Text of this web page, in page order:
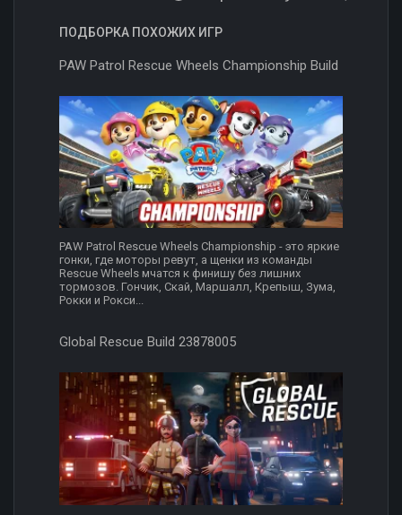
ПОДБОРКА ПОХОЖИХ ИГР
PAW Patrol Rescue Wheels Championship Build
PAW Patrol Rescue Wheels Championship - это яркие
гонки, где моторы ревут, а щенки из команды
Rescue Wheels мчатся к финишу без лишних
тормозов. Гончик, Скай, Маршалл, Крепыш, Зума,
Рокки и Рокси...
Global Rescue Build 23878005